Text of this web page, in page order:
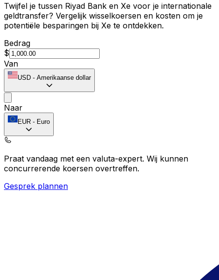
Twijfel je tussen Riyad Bank en Xe voor je internationale
geldtransfer? Vergelijk wisselkoersen en kosten om je
potentiële besparingen bij Xe te ontdekken.
Bedrag
$
Van
USD - Amerikaanse dollar
Naar
EUR - Euro
Praat vandaag met een valuta-expert. Wij kunnen
concurrerende koersen overtreffen.
Gesprek plannen